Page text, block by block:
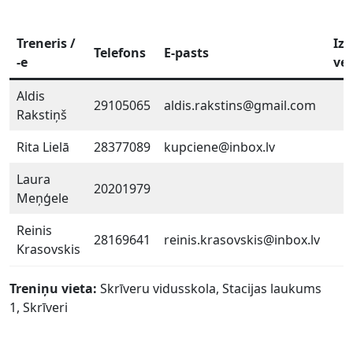
Treneris /
-e
Telefons E-pasts
Aldis
Rakstiņš
29105065 aldis.rakstins@gmail.com
Rita Lielā 28377089
kupciene@inbox.lv
Laura
Meņģele
20201979
Reinis
Krasovskis
28169641 reinis.krasovskis@inbox.lv
Treniņu vieta: Skrīveru vidusskola, Stacijas laukums
1, Skrīveri